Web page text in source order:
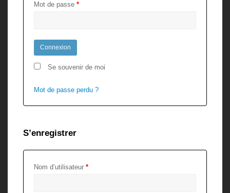
Mot de passe *
Se souvenir de moi
Mot de passe perdu ?
S’enregistrer
Nom d’utilisateur *